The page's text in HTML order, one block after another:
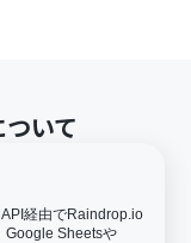
いて
経由でRaindrop.io
Google Sheetsや